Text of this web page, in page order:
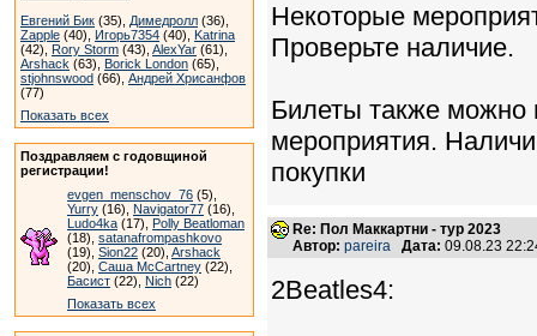
Евгений Бик (35), Димедролл (36),
Zapple (40), Игорь7354 (40), Katrina
(42), Rory Storm (43), AlexYar (61),
Arshack (63), Borick London (65),
stjohnswood (66), Андрей Хрисанфов
(77)
Показать всех
Поздравляем с годовщиной
регистрации!
evgen_menschov_76 (5),
Yurry (16), Navigator77 (16),
Ludo4ka (17), Polly Beatloman
(18), satanafrompashkovo
(19), Sion22 (20), Arshack
(20), Саша McCartney (22),
Басист (22), Nich (22)
Показать всех
Некоторые
Проверьте наличие.
Билеты также можно
мероприятия.
покупки
Re: Пол Маккартни - тур 2023
Автор: pareira Дата: 09.08.23
2Beatles4: